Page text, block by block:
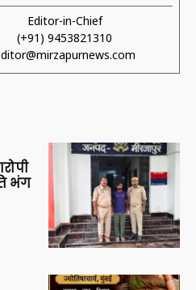
Editor-in-Chief
(+91) 9453821310
भंग